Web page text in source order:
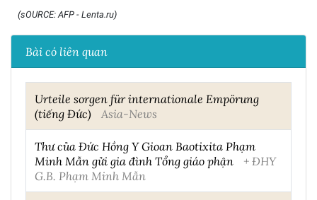
(sOURCE: AFP - Lenta.ru)
Bài có liên quan
Urteile sorgen für internationale Empörung
(tiếng Đức)
Asia-News
Thư của Đức Hồng Y Gioan Baotixita Phạm
Minh Mẫn gửi gia đình Tổng giáo phận
+ ĐHY
G.B. Phạm Minh Mẫn